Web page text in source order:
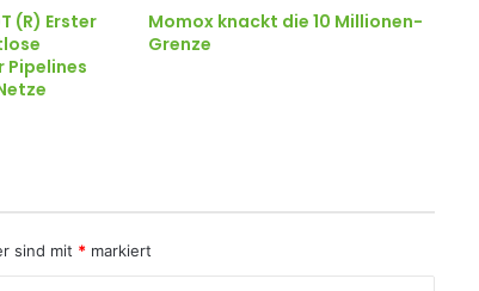
(R) Erster
Pipelines
Momox knackt die 10 Millionen-
Grenze
sind mit * markiert